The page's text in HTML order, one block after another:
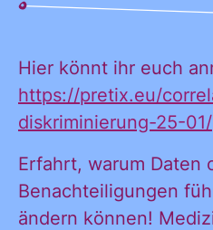
Hier könnt ihr euch
https://pretix.eu/
diskriminierung-25-01/
Erfahrt, warum Daten
Benachteiligungen
ändern können!